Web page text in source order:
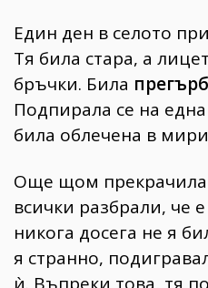
Един ден в селото
Тя била стара, а
бръчки. Била
Подпирала се на
била облечена в
Още щом прекрачила
всички разбрали, че
никога досега не я
я странно,